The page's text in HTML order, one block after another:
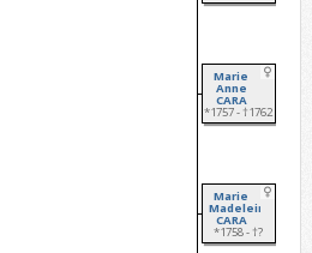
Marie
Anne
CARA
*1757 - †1762
Marie
Madeleine
CARA
*1758 - †?